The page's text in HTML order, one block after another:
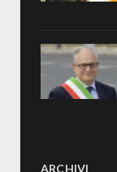
ARCHIVI